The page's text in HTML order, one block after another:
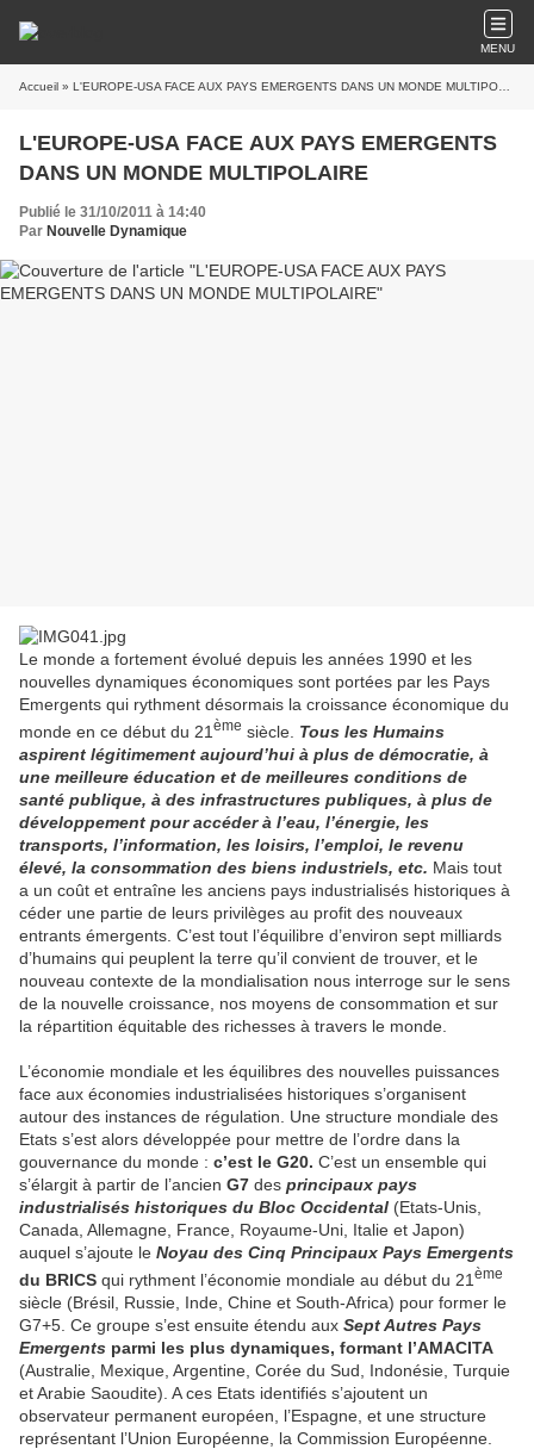
MENU
Accueil » L'EUROPE-USA FACE AUX PAYS EMERGENTS DANS UN MONDE MULTIPOLAIRE
L'EUROPE-USA FACE AUX PAYS EMERGENTS
DANS UN MONDE MULTIPOLAIRE
Publié le 31/10/2011 à 14:40
Par Nouvelle Dynamique
Le monde a fortement évolué depuis les années 1990 et les
nouvelles dynamiques économiques sont portées par les Pays
Emergents qui rythment désormais la croissance économique du
monde en ce début du 21 ème siècle. Tous les Humains
aspirent légitimement aujourd’hui à plus de démocratie, à
une meilleure éducation et de meilleures conditions de
santé publique, à des infrastructures publiques, à plus de
développement pour accéder à l’eau, l’énergie, les
transports, l’information, les loisirs, l’emploi, le revenu
élevé, la consommation des biens industriels, etc. Mais tout
a un coût et entraîne les anciens pays industrialisés historiques à
céder une partie de leurs privilèges au profit des nouveaux
entrants émergents. C’est tout l’équilibre d’environ sept milliards
d’humains qui peuplent la terre qu’il convient de trouver, et le
nouveau contexte de la mondialisation nous interroge sur le sens
de la nouvelle croissance, nos moyens de consommation et sur
la répartition équitable des richesses à travers le monde.
L’économie mondiale et les équilibres des nouvelles puissances
face aux économies industrialisées historiques s’organisent
autour des instances de régulation. Une structure mondiale des
Etats s’est alors développée pour mettre de l’ordre dans la
gouvernance du monde : c’est le G20. C’est un ensemble qui
s’élargit à partir de l’ancien G7 des principaux pays
industrialisés historiques du Bloc Occidental (Etats-Unis,
Canada, Allemagne, France, Royaume-Uni, Italie et Japon)
auquel s’ajoute le Noyau des Cinq Principaux Pays Emergents
du BRICS qui rythment l’économie mondiale au début du 21 ème
siècle (Brésil, Russie, Inde, Chine et South-Africa) pour former le
G7+5. Ce groupe s’est ensuite étendu aux Sept Autres Pays
Emergents parmi les plus dynamiques, formant l’AMACITA
(Australie, Mexique, Argentine, Corée du Sud, Indonésie, Turquie
et Arabie Saoudite). A ces Etats identifiés s’ajoutent un
observateur permanent européen, l’Espagne, et une structure
représentant l’Union Européenne, la Commission Européenne.